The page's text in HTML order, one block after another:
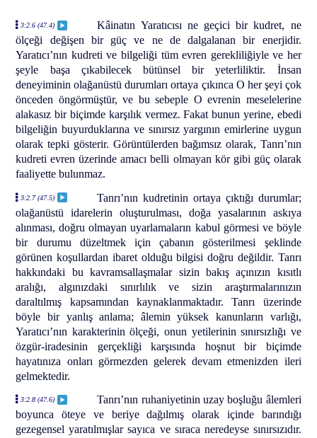
3:2.6 (47.4)
Kâinatın Yaratıcısı ne geçici bir kudret, ne
ölçeği değişen bir güç ve ne de dalgalanan bir enerjidir.
Yaratıcı’nın kudreti ve bilgeliği tüm evren gerekliliğiyle ve her
şeyle başa çıkabilecek bütünsel bir yeterliliktir. İnsan
deneyiminin olağanüstü durumları ortaya çıkınca O her şeyi çok
önceden öngörmüştür, ve bu sebeple O evrenin meselelerine
alakasız bir biçimde karşılık vermez. Fakat bunun yerine, ebedi
bilgeliğin buyurduklarına ve sınırsız yargının emirlerine uygun
olarak tepki gösterir. Görüntülerden bağımsız olarak, Tanrı’nın
kudreti evren üzerinde amacı belli olmayan kör gibi güç olarak
faaliyette bulunmaz.
3:2.7 (47.5)
Tanrı’nın kudretinin ortaya çıktığı durumlar;
olağanüstü idarelerin oluşturulması, doğa yasalarının askıya
alınması, doğru olmayan uyarlamaların kabul görmesi ve böyle
bir durumu düzeltmek için çabanın gösterilmesi şeklinde
görünen koşullardan ibaret olduğu bilgisi doğru değildir. Tanrı
hakkındaki bu kavramsallaşmalar sizin bakış açınızın kısıtlı
aralığı, algınızdaki sınırlılık ve sizin araştırmalarınızın
daraltılmış kapsamından kaynaklanmaktadır. Tanrı üzerinde
böyle bir yanlış anlama; âlemin yüksek kanunların varlığı,
Yaratıcı’nın karakterinin ölçeği, onun yetilerinin sınırsızlığı ve
özgür-iradesinin gerçekliği karşısında hoşnut bir biçimde
hayatınıza onları görmezden gelerek devam etmenizden ileri
gelmektedir.
3:2.8 (47.6)
Tanrı’nın ruhaniyetinin uzay boşluğu âlemleri
boyunca öteye ve beriye dağılmış olarak içinde barındığı
gezegensel yaratılmışlar sayıca ve sıraca neredeyse sınırsızıdır.